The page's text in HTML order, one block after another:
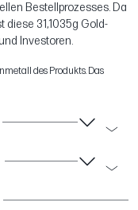
Bestellprozesses. Da
diese 31,1035g Gold-
Investoren.
des Produkts. Das